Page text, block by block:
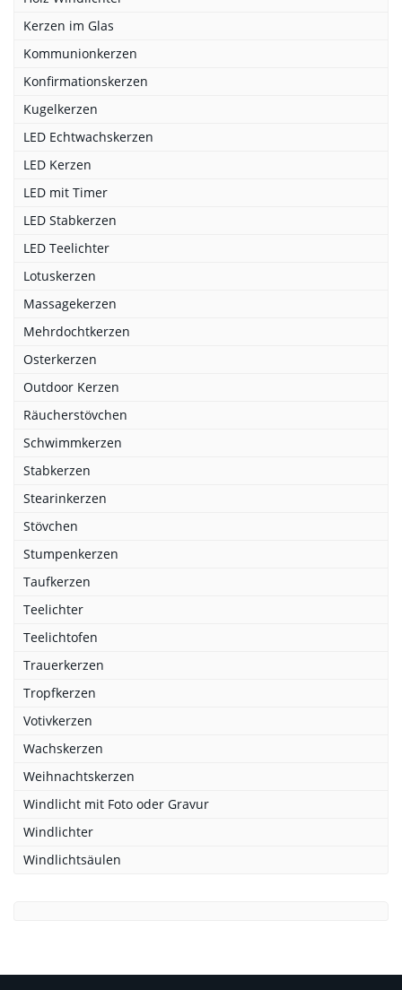
Kerzen im Glas
Kommunionkerzen
Konfirmationskerzen
Kugelkerzen
LED Echtwachskerzen
LED Kerzen
LED mit Timer
LED Stabkerzen
LED Teelichter
Lotuskerzen
Massagekerzen
Mehrdochtkerzen
Osterkerzen
Outdoor Kerzen
Räucherstövchen
Schwimmkerzen
Stabkerzen
Stearinkerzen
Stövchen
Stumpenkerzen
Taufkerzen
Teelichter
Teelichtofen
Trauerkerzen
Tropfkerzen
Votivkerzen
Wachskerzen
Weihnachtskerzen
Windlicht mit Foto oder Gravur
Windlichter
Windlichtsäulen